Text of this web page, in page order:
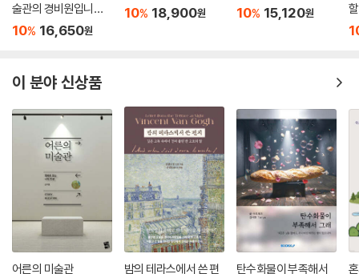
술관의 경비원입니다
(25만 부 기념 전면 개
10% 16,650원
10% 18,900원 10% 15,120원
이 분야 신상품
어른의 미술관
밤의 테라스에서 쓴 편
탄수화물이 부족해서